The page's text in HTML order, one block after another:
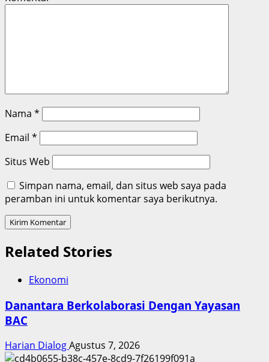
Nama *
Email *
Situs Web
Simpan nama, email, dan situs web saya pada
peramban ini untuk komentar saya berikutnya.
Related Stories
Ekonomi
Danantara Berkolaborasi Dengan Yayasan
BAC
Harian DialogAgustus 7, 2026